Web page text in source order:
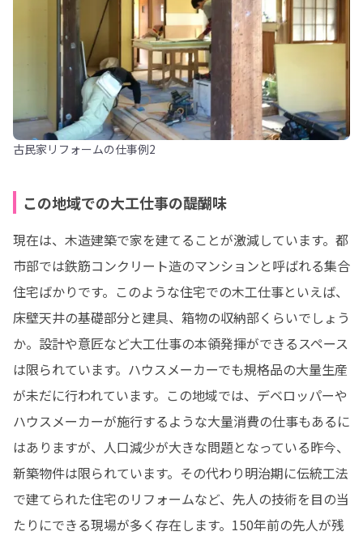
古民家リフォームの仕事例2
この地域での大工仕事の醍醐味
現在は、木造建築で家を建てることが激減しています。都
市部では鉄筋コンクリート造のマンションと呼ばれる集合
住宅ばかりです。このような住宅での木工仕事といえば、
床壁天井の基礎部分と建具、箱物の収納部くらいでしょう
か。設計や意匠など大工仕事の本領発揮ができるスペース
は限られています。ハウスメーカーでも規格品の大量生産
が未だに行われています。この地域では、デベロッパーや
ハウスメーカーが施行するような大量消費の仕事もあるに
はありますが、人口減少が大きな問題となっている昨今、
新築物件は限られています。その代わり明治期に伝統工法
で建てられた住宅のリフォームなど、先人の技術を目の当
たりにできる現場が多く存在します。150年前の先人が残